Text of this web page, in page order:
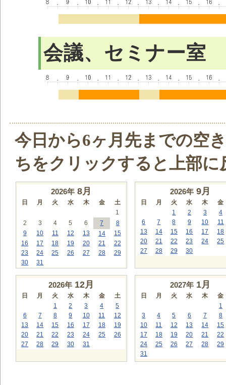
会議、セミナー室
今日から6ヶ月先までの空
ちをクリックすると上部に
2026年 8月
日 月 火 水 木 金
土
1
2
3 4 5 6 7
8
9
10 11 12 13 14
15
16
17 18 19 20 21
22
23
24 25 26 27 28
29
30
31
2026年 9月
日 月 火 水 木
金
1
2 3
4
6
7 8 9 10
11
13
14 15 16 17
18
20
21 22 23 24
25
27
28 29 30
2026年 12月
日 月 火 水 木 金
土
1
2 3 4
5
6
7 8 9 10 11
12
13
14 15 16 17 18
19
20
21 22 23 24 25
26
27
28 29 30 31
2027年 1月
日 月 火 水 木
金
1
3
4 5 6 7
8
10
11 12 13 14
15
17
18 19 20 21
22
24
25 26 27 28
29
31